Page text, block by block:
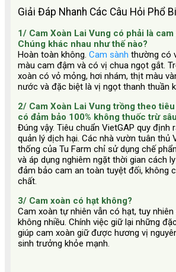
Giải Đáp Nhanh Các Câu Hỏi Phổ
1/ Cam Xoàn Lai Vung có phải là
Chúng khác nhau như thế nào?
Hoàn toàn không. Cam sành thường có
màu cam đậm và có vị chua ngọt gắt.
xoàn có vỏ mỏng, hơi nhám, thịt màu
nước và đặc biệt là vị ngọt thanh thuần
2/ Cam Xoàn Lai Vung trồng theo
có đảm bảo 100% không thuốc trừ
Đúng vậy. Tiêu chuẩn VietGAP quy định
quản lý dịch hại. Các nhà vườn tuân thủ
thống của Tu Farm chỉ sử dụng chế
và áp dụng nghiêm ngặt thời gian cách
đảm bảo cam an toàn tuyệt đối, không
chất.
3/ Cam xoàn có hạt không?
Cam xoàn tự nhiên vẫn có hạt, tuy
không nhiều. Chính việc giữ lại những
giúp cam xoàn giữ được hương vị
sinh trưởng khỏe mạnh.